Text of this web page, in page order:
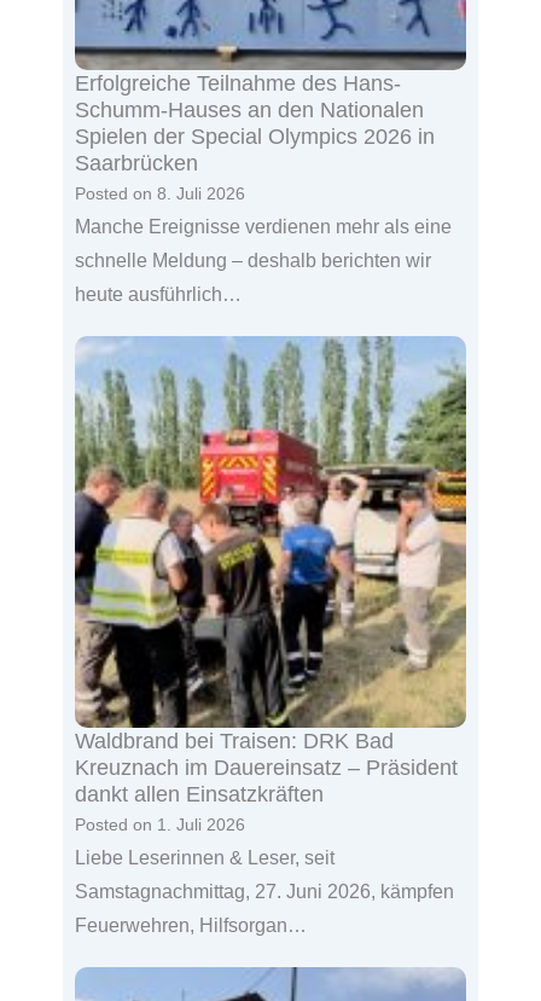
Erfolgreiche Teilnahme des Hans-
Schumm-Hauses an den Nationalen
Spielen der Special Olympics 2026 in
Saarbrücken
Posted on 8. Juli 2026
Manche Ereignisse verdienen mehr als eine
schnelle Meldung – deshalb berichten wir
heute ausführlich…
Waldbrand bei Traisen: DRK Bad
Kreuznach im Dauereinsatz – Präsident
dankt allen Einsatzkräften
Posted on 1. Juli 2026
Liebe Leserinnen & Leser, seit
Samstagnachmittag, 27. Juni 2026, kämpfen
Feuerwehren, Hilfsorgan…